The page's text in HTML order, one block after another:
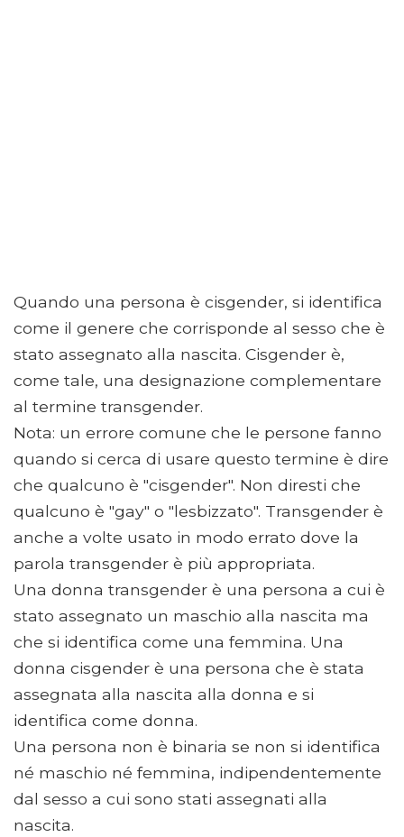
Quando una persona è cisgender, si identifica
come il genere che corrisponde al sesso che è
stato assegnato alla nascita. Cisgender è,
come tale, una designazione complementare
al termine transgender.
Nota: un errore comune che le persone fanno
quando si cerca di usare questo termine è dire
che qualcuno è "cisgender". Non diresti che
qualcuno è "gay" o "lesbizzato". Transgender è
anche a volte usato in modo errato dove la
parola transgender è più appropriata.
Una donna transgender è una persona a cui è
stato assegnato un maschio alla nascita ma
che si identifica come una femmina. Una
donna cisgender è una persona che è stata
assegnata alla nascita alla donna e si
identifica come donna.
Una persona non è binaria se non si identifica
né maschio né femmina, indipendentemente
dal sesso a cui sono stati assegnati alla
nascita.